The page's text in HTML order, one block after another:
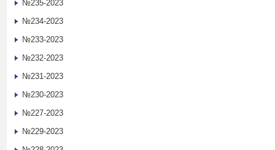
№235-2023
№234-2023
№233-2023
№232-2023
№231-2023
№230-2023
№227-2023
№229-2023